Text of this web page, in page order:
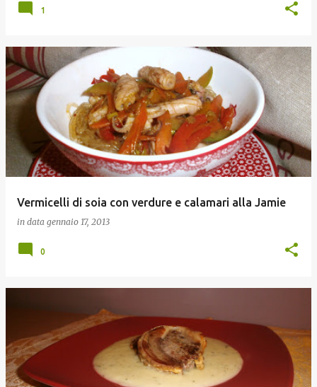
1
Vermicelli di soia con verdure e calamari alla Jamie
in data gennaio 17, 2013
0